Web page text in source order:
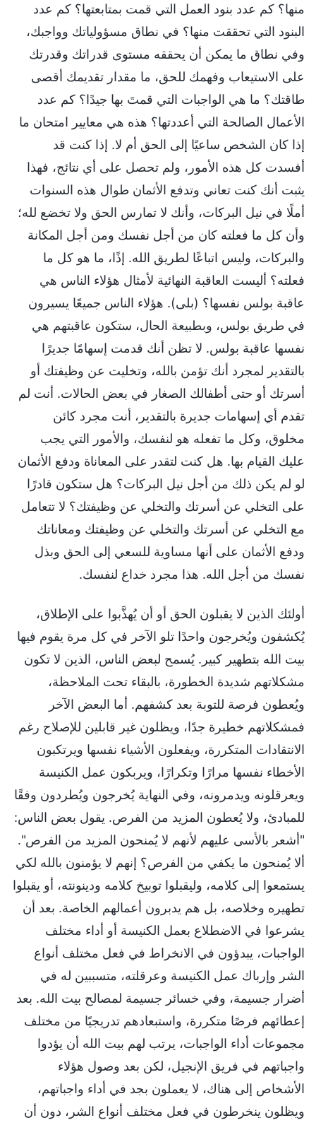
منها؟ كم عدد بنود العمل التي قمت بمتابعتها؟ كم عدد
البنود التي تحققت منها؟ في نطاق مسؤولياتك وواجبك،
وفي نطاق ما يمكن أن يحققه مستوى قدراتك وقدرتك
على الاستيعاب وفهمك للحق، ما مقدار تقديمك أقصى
طاقتك؟ ما هي الواجبات التي قمتَ بها جيدًا؟ كم عدد
الأعمال الصالحة التي أعددتها؟ هذه هي معايير امتحان ما
إذا كان الشخص ساعيًا إلى الحق أم لا. إذا كنت قد
أفسدت كل هذه الأمور، ولم تحصل على أي نتائج، فهذا
يثبت أنك كنت تعاني وتدفع الأثمان طوال هذه السنوات
أملًا في نيل البركات، وأنك لا تمارس الحق ولا تخضع لله؛
وأن كل ما فعلته كان من أجل نفسك ومن أجل المكانة
والبركات، وليس اتباعًا لطريق الله. إذًا، ما هو كل ما
فعلته؟ أليست العاقبة النهائية لأمثال هؤلاء الناس هي
عاقبة بولس نفسها؟ (بلى). هؤلاء الناس جميعًا يسيرون
في طريق بولس، وبطبيعة الحال، ستكون عاقبتهم هي
نفسها عاقبة بولس. لا تظن أنك قدمت إسهامًا جديرًا
بالتقدير لمجرد أنك تؤمن بالله، وتخليت عن وظيفتك أو
أسرتك أو حتى أطفالك الصغار في بعض الحالات. أنت لم
تقدم أي إسهامات جديرة بالتقدير، أنت مجرد كائن
مخلوق، وكل ما تفعله هو لنفسك، والأمور التي يجب
عليك القيام بها. هل كنت لتقدر على المعاناة ودفع الأثمان
لو لم يكن ذلك من أجل نيل البركات؟ هل ستكون قادرًا
على التخلي عن أسرتك والتخلي عن وظيفتك؟ لا تتعامل
مع التخلي عن أسرتك والتخلي عن وظيفتك ومعاناتك
ودفع الأثمان على أنها مساوية للسعي إلى الحق وبذل
نفسك من أجل الله. هذا مجرد خداع لنفسك.
أولئك الذين لا يقبلون الحق أو أن يُهذَّبوا على الإطلاق،
يُكشفون ويُخرجون واحدًا تلو الآخر في كل مرة يقوم فيها
بيت الله بتطهير كبير. يُسمح لبعض الناس، الذين لا تكون
مشكلاتهم شديدة الخطورة، بالبقاء تحت الملاحظة،
ويُعطون فرصة للتوبة بعد كشفهم. أما البعض الآخر
فمشكلاتهم خطيرة جدًا، ويظلون غير قابلين للإصلاح رغم
الانتقادات المتكررة، ويفعلون الأشياء نفسها ويرتكبون
الأخطاء نفسها مرارًا وتكرارًا، ويربكون عمل الكنيسة
ويعرقلونه ويدمرونه، وفي النهاية يُخرجون ويُطردون وفقًا
للمبادئ، ولا يُعطون المزيد من الفرص. يقول بعض الناس:
"أشعر بالأسى عليهم لأنهم لا يُمنحون المزيد من الفرص".
ألا يُمنحون ما يكفي من الفرص؟ إنهم لا يؤمنون بالله لكي
يستمعوا إلى كلامه، وليقبلوا توبيخ كلامه ودينونته، أو يقبلوا
تطهيره وخلاصه، بل هم يدبرون أعمالهم الخاصة. بعد أن
يشرعوا في الاضطلاع بعمل الكنيسة أو أداء مختلف
الواجبات، يبدؤون في الانخراط في فعل مختلف أنواع
الشر وإرباك عمل الكنيسة وعرقلته، متسببين له في
أضرار جسيمة، وفي خسائر جسيمة لمصالح بيت الله. بعد
إعطائهم فرصًا متكررة، واستبعادهم تدريجيًا من مختلف
مجموعات أداء الواجبات، يرتب لهم بيت الله أن يؤدوا
واجباتهم في فريق الإنجيل، لكن بعد وصول هؤلاء
الأشخاص إلى هناك، لا يعملون بجد في أداء واجباتهم،
ويظلون ينخرطون في فعل مختلف أنواع الشر، دون أن